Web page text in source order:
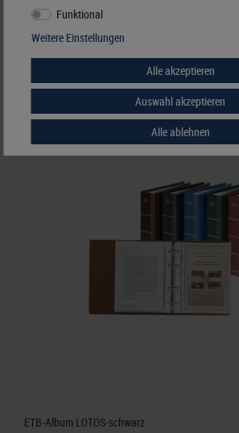
56,00 Fr.*
Best.Nummer 5600-H
ETB-Album LOTOS-schwarz
Funktional
Weitere Einstellungen
Alle akzeptieren
Auswahl akzeptieren
Alle ablehnen